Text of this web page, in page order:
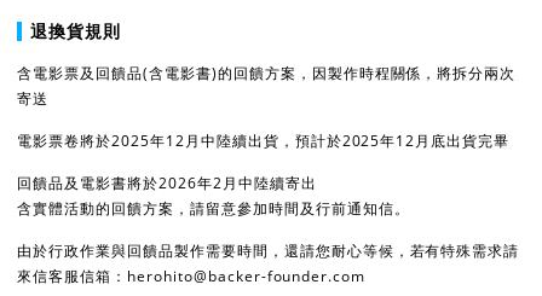
專案須知
退換貨規則
含電影票及回饋品(含電影書)的回饋方案，因製作時程關係，將拆分兩次
寄送
電影票卷將於2025年12月中陸續出貨，預計於2025年12月底出貨完畢
回饋品及電影書將於2026年2月中陸續寄出
含實體活動的回饋方案，請留意參加時間及行前通知信。
由於行政作業與回饋品製作需要時間，還請您耐心等候，若有特殊需求請
來信客服信箱：herohito@backer-founder.com